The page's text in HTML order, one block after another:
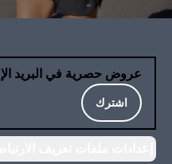
عروض حصرية في البريد
اشترك